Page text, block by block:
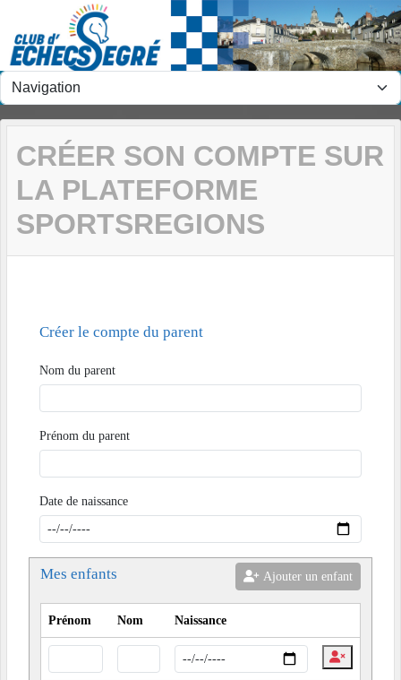
CRÉER SON COMPTE SUR
LA PLATEFORME
SPORTSREGIONS
Créer le compte du parent
Nom du parent
Prénom du parent
Date de naissance
Mes enfants Ajouter un enfant
Prénom Nom Naissance
Panneau de gestion des cookies